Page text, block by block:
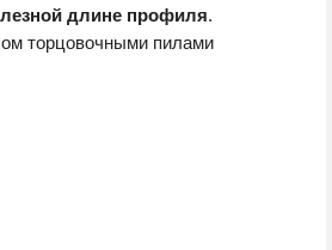
длине профиля.
торцовочными пилами